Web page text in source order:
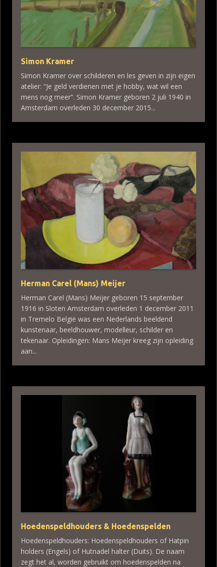
Simon Kramer
Simon Kramer over schilderen en les geven in zijn eigen
atelier: “Je geld verdienen met je hobby, wat wil een
mens nog meer”. Simon Kramer geboren 2 juli 1940 in
Amsterdam overleden 30 december 2015...
Herman Carel (Mans) Meijer
Herman Carel (Mans) Meijer geboren 15 september
1916 in Sloten Amsterdam overleden 1 december 2011
in Tremelo België was een Nederlands beeldend
kunstenaar, beeldhouwer, modelleur, schilder en
tekenaar. Opleidingen: Mans Meijer kreeg zijn opleiding
aan...
Hoedenspeldhouders & Hoedenspelden
Hoedenspeldhouders: Hoedenspeldhouders of Hatpin
holders (Engels) of Hutnadel halter (Duits). De naam
zegt het al, worden gebruikt om hoedenspelden na